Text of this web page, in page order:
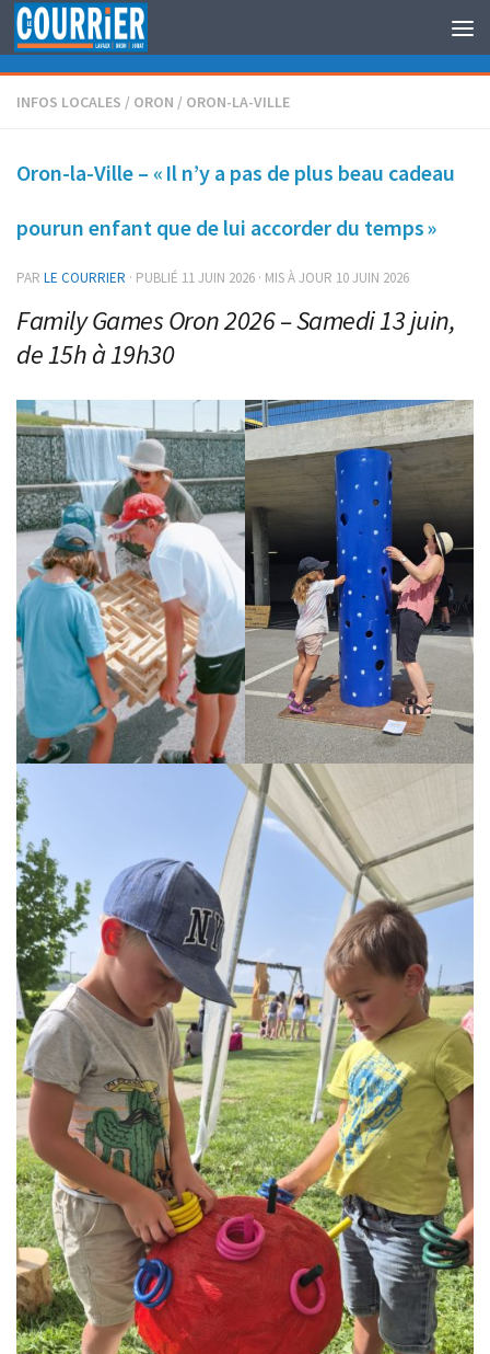
Au dessous du contenu
INFOS LOCALES / ORON / ORON-LA-VILLE
Oron-la-Ville – « Il n’y a pas de plus beau cadeau
pourun enfant que de lui accorder du temps »
PAR LE COURRIER · PUBLIÉ 11 JUIN 2026 · MIS À JOUR 10 JUIN 2026
Family Games Oron 2026 – Samedi 13 juin,
de 15h à 19h30